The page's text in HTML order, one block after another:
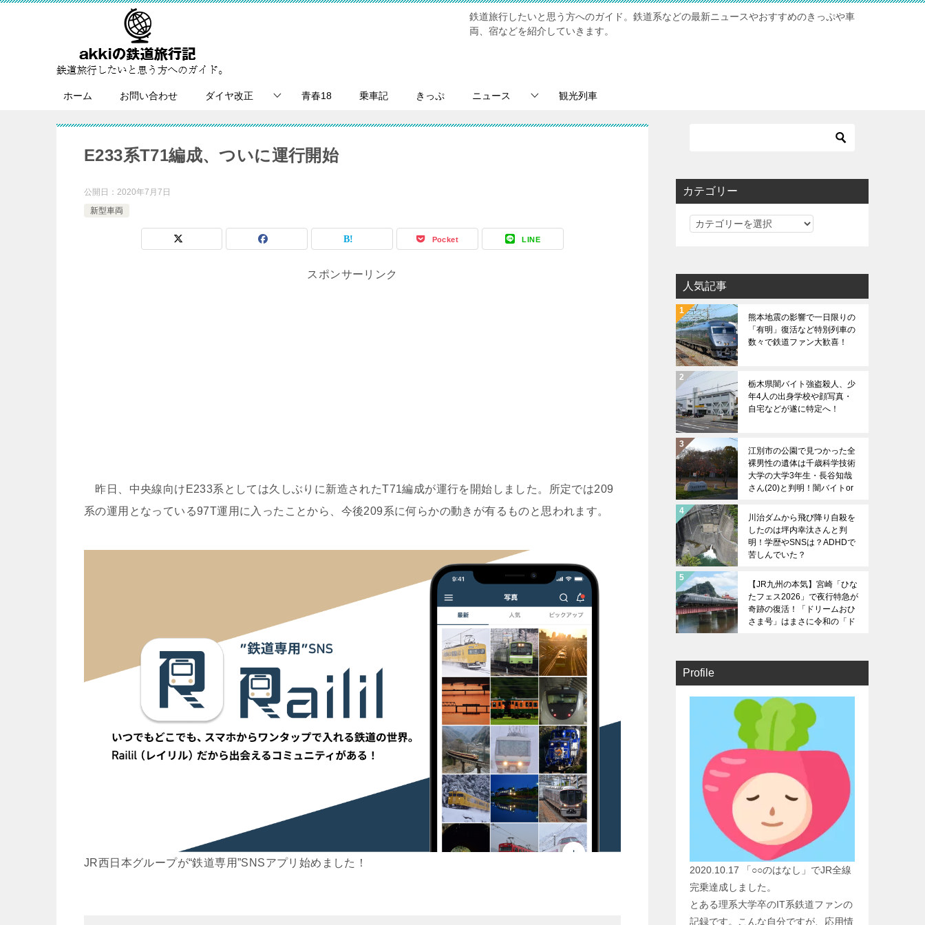
鉄道旅行したいと思う方へのガイド。鉄道系などの最新ニュースやおすすめのきっぷや車
両、宿などを紹介していきます。
ホーム お問い合わせ ダイヤ改正 青春18 乗車記 きっぷ ニュース 観光列車
E233系T71編成、ついに運行開始
公開日： 2020年7月7日
新型車両
Pocket LINE
スポンサーリンク
昨日、中央線向けE233系としては久しぶりに新造されたT71編成が運行を開始しました。所定では209
系の運用となっている97T運用に入ったことから、今後209系に何らかの動きが有るものと思われます。
JR西日本グループが“鉄道専用”SNSアプリ始めました！
カテゴリー
カ
リ
ー
人気記事
熊本地震の影響で一日限りの
「有明」復活など特別列車の
数々で鉄道ファン大歓喜！
栃木県闇バイト強盗殺人、少
年4人の出身学校や顔写真・
自宅などが遂に特定へ！
江別市の公園で見つかった全
裸男性の遺体は千歳科学技術
大学の大学3年生・長谷知哉
さん(20)と判明！闇バイトor
川治ダムから飛び降り自殺を
したのは坪内幸汰さんと判
明！学歴やSNSは？ADHDで
苦しんでいた？
【JR九州の本気】宮崎「ひな
たフェス2026」で夜行特急が
奇跡の復活！「ドリームおひ
さま号」はまさに令和の「ド
Profile
2020.10.17 「○○のはなし」でJR全線
完乗達成しました。
とある理系大学卒のIT系鉄道ファンの
記録です。こんな自分ですが、応用情